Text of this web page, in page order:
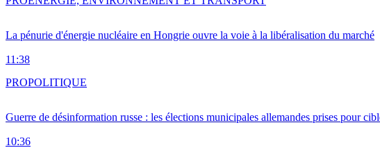
La pénurie d'énergie nucléaire en Hongrie ouvre la voie à la libéralisation du marché
11:38
Guerre de désinformation russe : les élections municipales allemandes prises pour
10:36
PROPOLITIQUE